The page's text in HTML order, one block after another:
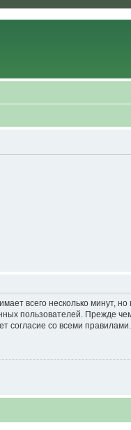
всего несколько минут,
пользователей. Прежде
согласие со всеми правилами.